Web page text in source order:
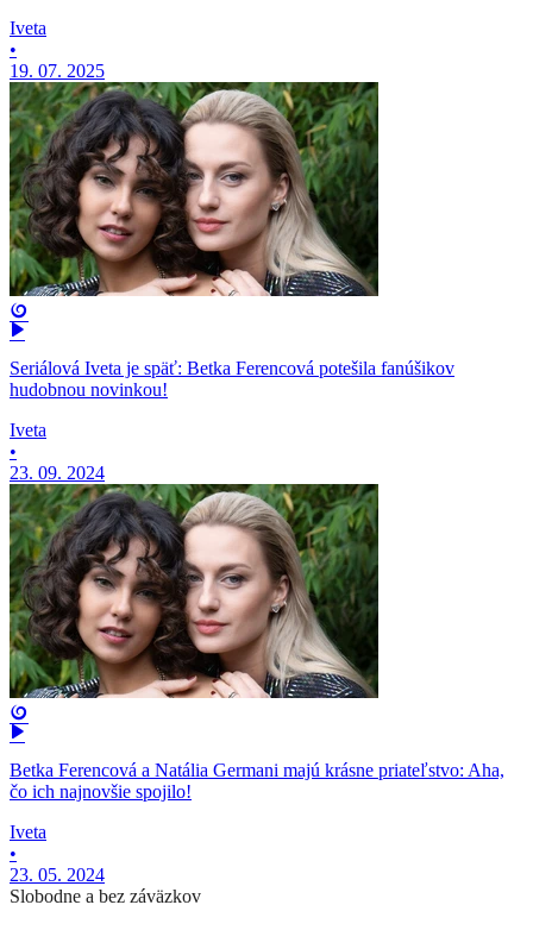
Iveta
•
19. 07. 2025
Seriálová Iveta je späť: Betka Ferencová potešila fanúšikov
hudobnou novinkou!
Iveta
•
23. 09. 2024
Betka Ferencová a Natália Germani majú krásne priateľstvo: Aha,
čo ich najnovšie spojilo!
Iveta
•
23. 05. 2024
Slobodne a bez záväzkov